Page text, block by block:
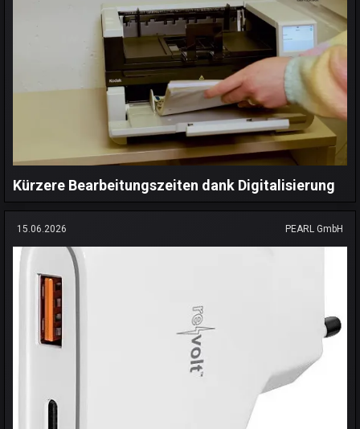
Kürzere Bearbeitungszeiten dank Digitalisierung
15.06.2026 PEARL GmbH